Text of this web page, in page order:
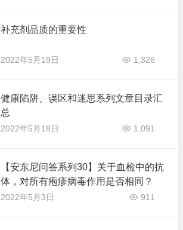
补充剂品质的重要性
2022年5月19日 1,326
健康陷阱、误区和迷思系列文章目录汇
总
2022年5月18日 1,091
【安东尼问答系列30】关于血检中的抗
体，对所有疱疹病毒作用是否相同？
2022年5月3日 911